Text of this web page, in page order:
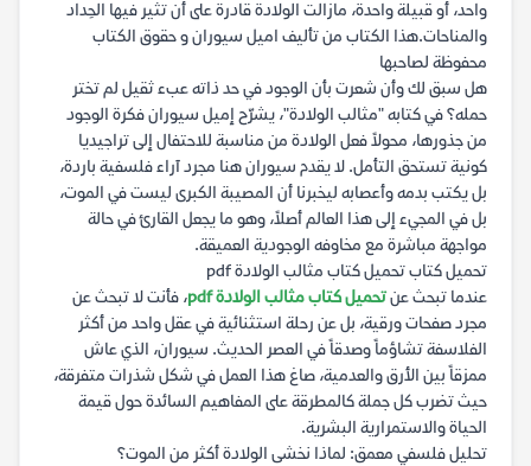
واحد، أو قبيلة واحدة، مازالت الولادة قادرة على أن تثير فيها الحِداد
والمناحات.هذا الكتاب من تأليف اميل سيوران و حقوق الكتاب
محفوظة لصاحبها
هل سبق لك وأن شعرت بأن الوجود في حد ذاته عبء ثقيل لم تختر
حمله؟ في كتابه "مثالب الولادة"، يشرّح إميل سيوران فكرة الوجود
من جذورها، محولاً فعل الولادة من مناسبة للاحتفال إلى تراجيديا
كونية تستحق التأمل. لا يقدم سيوران هنا مجرد آراء فلسفية باردة،
بل يكتب بدمه وأعصابه ليخبرنا أن المصيبة الكبرى ليست في الموت،
بل في المجيء إلى هذا العالم أصلاً، وهو ما يجعل القارئ في حالة
مواجهة مباشرة مع مخاوفه الوجودية العميقة.
تحميل كتاب تحميل كتاب مثالب الولادة pdf
عندما تبحث عنتحميل كتاب مثالب الولادة pdf
، فأنت لا تبحث عن
مجرد صفحات ورقية، بل عن رحلة استثنائية في عقل واحد من أكثر
الفلاسفة تشاؤماً وصدقاً في العصر الحديث. سيوران، الذي عاش
ممزقاً بين الأرق والعدمية، صاغ هذا العمل في شكل شذرات متفرقة،
حيث تضرب كل جملة كالمطرقة على المفاهيم السائدة حول قيمة
الحياة والاستمرارية البشرية.
تحليل فلسفي معمق: لماذا نخشى الولادة أكثر من الموت؟